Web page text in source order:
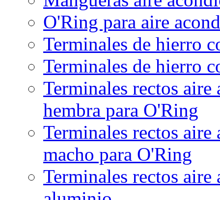
O'Ring para aire
Terminales de hierro
Terminales de hierro
Terminales rectos
hembra para O'Ring
Terminales rectos
macho para O'Ring
Terminales rectos